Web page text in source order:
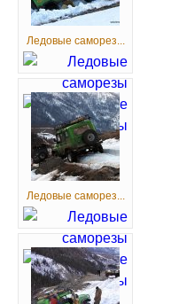
Ледовые саморез...
Ледовые саморез...